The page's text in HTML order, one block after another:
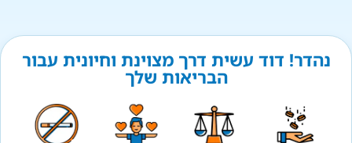
נהדר! דוד עשית דרך מצוינת וחיונית עבור
הבריאות שלך